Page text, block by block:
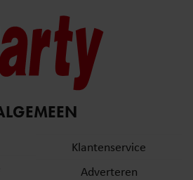
Klantenservice
Adverteren